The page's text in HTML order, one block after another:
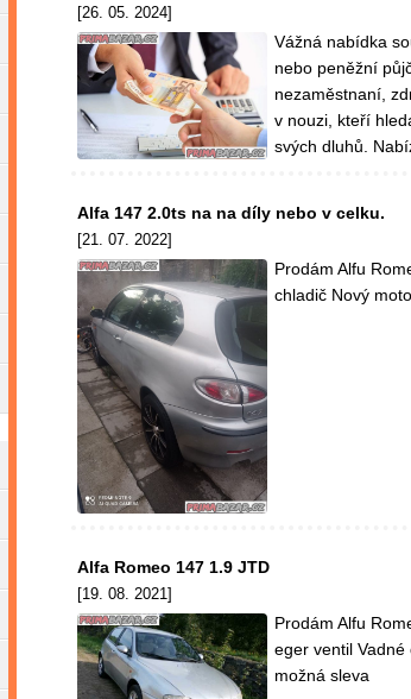
[26. 05. 2024]
Vážná nabídka
nebo peněžní
nezaměstnaní,
v nouzi, kteří
svých dluhů.
Alfa 147 2.0ts na na díly nebo v celku.
[21. 07. 2022]
Prodám Alfu
chladič Nový
Alfa Romeo 147 1.9 JTD
[19. 08. 2021]
Prodám Alfu
eger ventil
možná sleva